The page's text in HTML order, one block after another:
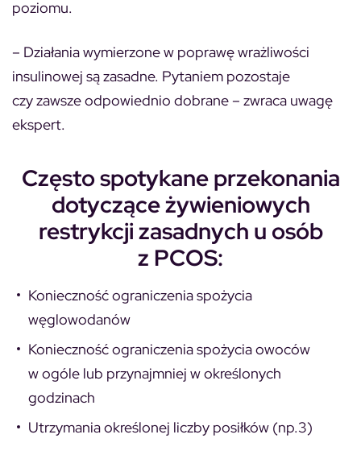
poziomu.
– Działania wymierzone w poprawę wrażliwości
insulinowej są zasadne. Pytaniem pozostaje
czy zawsze odpowiednio dobrane – zwraca uwagę
ekspert.
Często spotykane przekonania
dotyczące żywieniowych
restrykcji zasadnych u osób
z PCOS:
Konieczność ograniczenia spożycia
węglowodanów
Konieczność ograniczenia spożycia owoców
w ogóle lub przynajmniej w określonych
godzinach
Utrzymania określonej liczby posiłków (np.3)